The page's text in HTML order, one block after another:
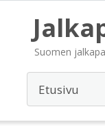
Suomen